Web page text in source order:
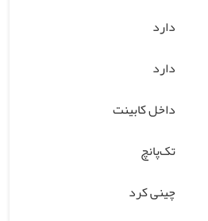
دارد
دارد
داخل کابینت
تک‌پانچ
چینی کرد